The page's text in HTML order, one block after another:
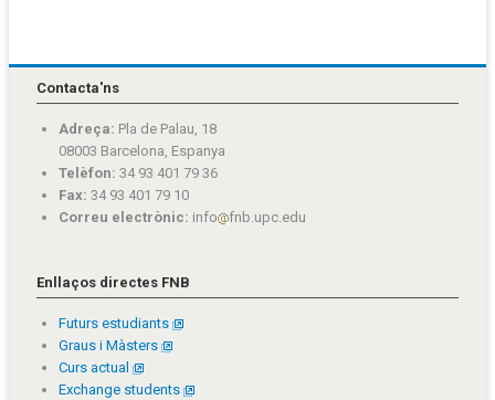
Contacta'ns
Adreça: Pla de Palau, 18
08003 Barcelona, Espanya
Telèfon: 34 93 401 79 36
Fax: 34 93 401 79 10
Correu electrònic: info fnb.upc.edu
Enllaços directes FNB
Futurs estudiants
Graus i Màsters
Curs actual
Exchange students